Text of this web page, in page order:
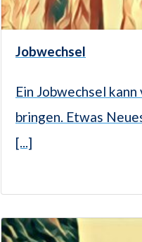
Jobwechsel
Ein Jobwechsel
bringen. Etwas
[...]